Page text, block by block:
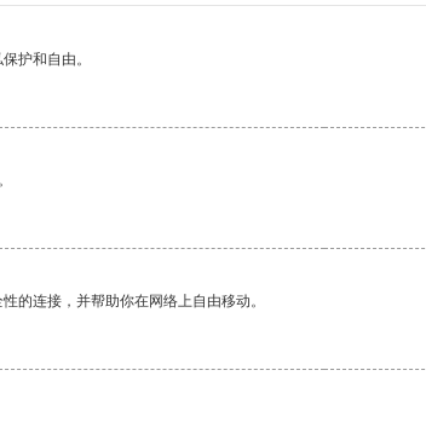
护和自由。
的连接，并帮助你在网络上自由移动。